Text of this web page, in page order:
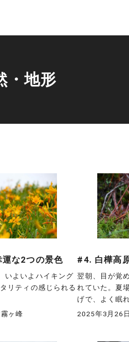
・地形
な2つの景色
いよいよハイキング
リティの感じられる
ヶ峰
#4. 白樺高
翌朝、目が覚
れていた。夏
げで、よく眠
2025年3月26